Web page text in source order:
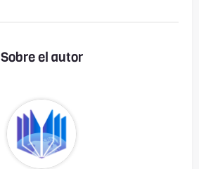
Sobre el autor